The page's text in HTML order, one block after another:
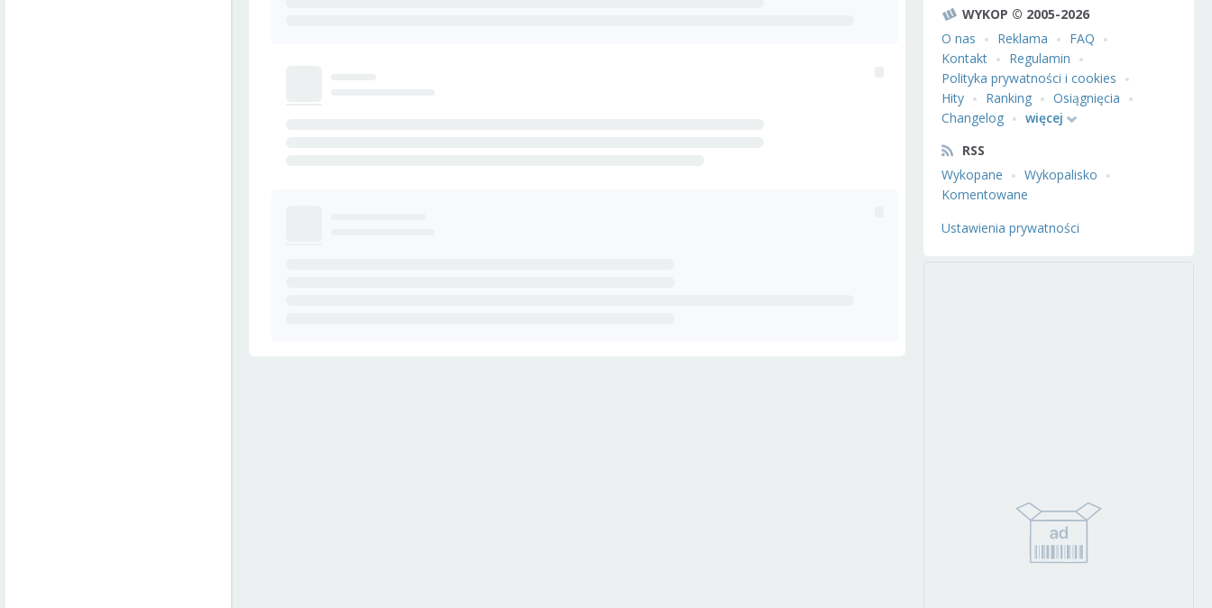
WYKOP © 2005-2026
O nas
Reklama
FAQ
Kontakt
Regulamin
Polityka prywatności i cookies
Hity
Ranking
Osiągnięcia
Changelog
więcej
RSS
Wykopane
Wykopalisko
Komentowane
Ustawienia prywatności